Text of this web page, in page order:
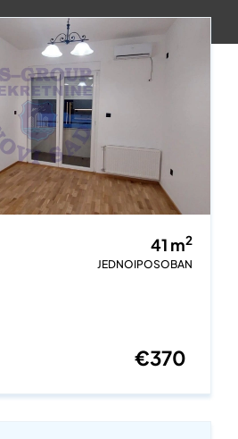
41 m2
JEDNOIPOSOBAN
€370